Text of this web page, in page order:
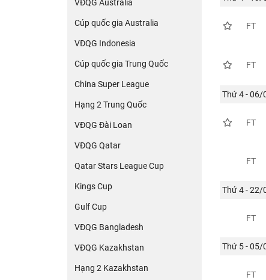
VĐQG Australia
Cúp quốc gia Australia
VĐQG Indonesia
Cúp quốc gia Trung Quốc
China Super League
Hạng 2 Trung Quốc
VĐQG Đài Loan
VĐQG Qatar
Qatar Stars League Cup
Kings Cup
Gulf Cup
VĐQG Bangladesh
VĐQG Kazakhstan
Hạng 2 Kazakhstan
FT
FT
Thứ 4 - 06/
FT
FT
Thứ 4 - 22/
FT
Thứ 5 - 05/
FT